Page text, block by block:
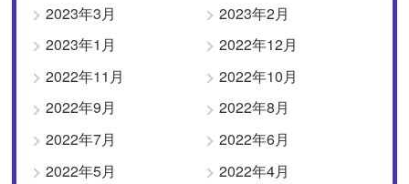
2023年3月
2023年2月
2023年1月
2022年12月
2022年11月
2022年10月
2022年9月
2022年8月
2022年7月
2022年6月
2022年5月
2022年4月